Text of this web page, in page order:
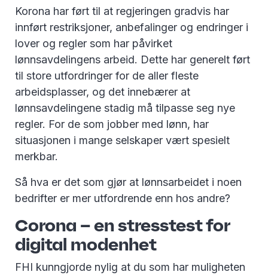
Korona har ført til at regjeringen gradvis har
innført restriksjoner, anbefalinger og endringer i
lover og regler som har påvirket
lønnsavdelingens arbeid. Dette har generelt ført
til store utfordringer for de aller fleste
arbeidsplasser, og det innebærer at
lønnsavdelingene stadig må tilpasse seg nye
regler. For de som jobber med lønn, har
situasjonen i mange selskaper vært spesielt
merkbar.
Så hva er det som gjør at lønnsarbeidet i noen
bedrifter er mer utfordrende enn hos andre?
Corona – en stresstest for
digital modenhet
FHI kunngjorde nylig at du som har muligheten